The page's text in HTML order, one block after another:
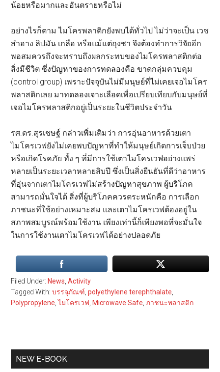
น้อยหรือมากและอันตรายหรือไม่
อย่างไรก็ตาม ไมโครพลาติกยังพบได้ทั่วไป ไม่ว่าจะเป็น เวช
สำอาง ลิปมัน เกลือ หรือแม้แต่ถุงชา จึงต้องทำการวิจัยอีก
พอสมควรถึงจะทราบถึงผลกระทบของไมโครพลาสติกต่อ
สิ่งมีชีวิต ซึ่งปัญหาของการทดลองคือ ขาดกลุ่มควบคุม
(control group) เพราะปัจจุบันไม่มีมนุษย์ที่ไม่เคยเจอไมโคร
พลาสติกเลย มาทดลองเจาะเลือดเพื่อเปรียบเทียบกับมนุษย์ที่
เจอไมโครพลาสติกอยู่เป็นระยะในชีวิตประจำวัน
รศ.ดร.สุรเชษฐ์ กล่าวเพิ่มเติมว่า การอุ่นอาหารด้วยเตา
ไมโครเวฟยังไม่เคยพบปัญหาที่ทำให้มนุษย์เกิดการเจ็บป่วย
หรือเกิดโรคภัย ทั้ง ๆ ที่มีการใช้เตาไมโครเวฟอย่างแพร่
หลายเป็นระยะเวลาหลายสิบปี ซึ่งเป็นสิ่งยืนยันที่ดีว่าอาหาร
ที่อุ่นจากเตาไมโครเวฟไม่สร้างปัญหาสุขภาพ ผู้บริโภค
สามารถมั่นใจได้ สิ่งที่ผู้บริโภคควรตระหนักคือ การเลือก
ภาชนะที่ใช้อย่างเหมาะสม และเตาไมโครเวฟต้องอยู่ใน
สภาพสมบูรณ์พร้อมใช้งาน เพียงเท่านี้ก็เพียงพอที่จะมั่นใจ
ในการใช้งานเตาไมโครเวฟได้อย่างปลอดภัย
Filed Under: News,Activity
Tagged With:บรรจุภัณฑ์,polyethylene terephthalate,
Polypropylene,ไมโครเวฟ, Microwave Safe,ภาชนะพลาสติก
Primary
NEW E-BOOK